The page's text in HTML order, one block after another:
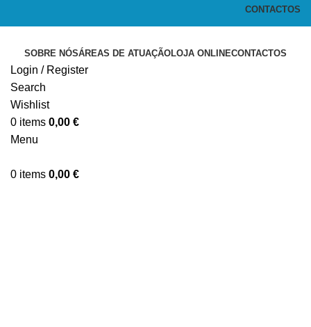
CONTACTOS
SOBRE NÓSÁREAS DE ATUAÇÃOLOJA ONLINECONTACTOS
Login / Register
Search
Wishlist
0 items 0,00 €
Menu
0 items 0,00 €